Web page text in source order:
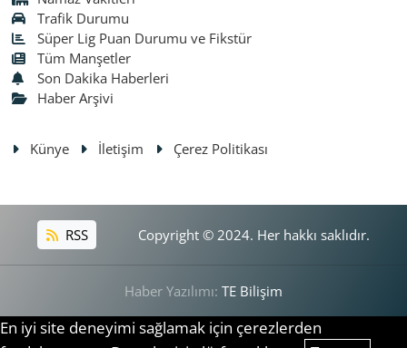
Trafik Durumu
Süper Lig Puan Durumu ve Fikstür
Tüm Manşetler
Son Dakika Haberleri
Haber Arşivi
Künye İletişim Çerez Politikası
RSS Copyright © 2024. Her hakkı saklıdır.
Haber Yazılımı: TE Bilişim
En iyi site deneyimi sağlamak için çerezlerden